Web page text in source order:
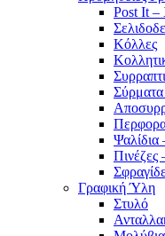
Post It –
Κόλλες
Σύρματα
Ψαλίδια
Πινέζες
Γραφική Ύλη
Στυλό